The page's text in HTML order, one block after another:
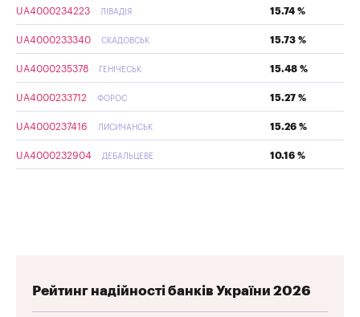
UA4000234223 ЛІВАДІЯ 15.74 %
UA4000233340 СКАДОВСЬК 15.73 %
UA4000235378 ГЕНІЧЕСЬК 15.48 %
UA4000233712 ФОРОС 15.27 %
UA4000237416 ЛИСИЧАНСЬК 15.26 %
UA4000232904 ДЕБАЛЬЦЕВЕ 10.16 %
Рейтинг надійності банків України 2026